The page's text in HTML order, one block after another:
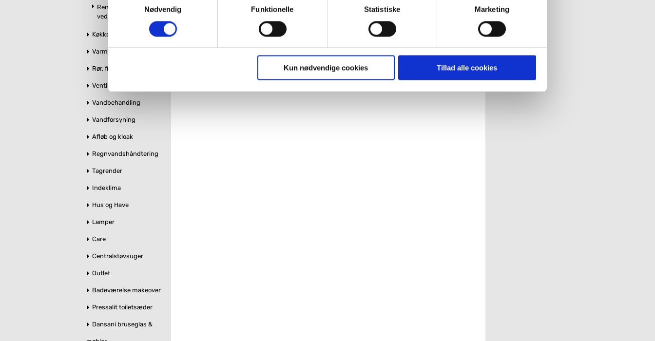
med henblik på annonceindhold, som giver mening for den enkelte af vores kunder.
VVS-Shoppen.dk bruger både egne cookies og tredjeparts cookies. Ved at klikke 'Vis detaljer' nedenfor kan du se hvilke
Hvis du accepterer alle cookies, så giver du samtykke til de ovenfor nævnte formål med de pågældende cookies. Du har
imidlertid også mulighed for at vælge bestemte cookie-typer til og fra nedenfor. Til enhver tid er det ligeledes muligt, at
ændre i dit samtykke, hvis du måtte ønske det.
Nødvendig
Funktionelle Statistiske Marketing
Kun nødvendige cookies Tillad alle cookies
Rengøring og
vedligeholdelse
Køkken
Varme og styring
Rør, fittings og tilbehør
Ventiler og stophaner
Vandbehandling
Vandforsyning
Afløb og kloak
Regnvandshåndtering
Tagrender
Indeklima
Hus og Have
Lamper
Care
Centralstøvsuger
Outlet
Badeværelse makeover
Pressalit toiletsæder
Dansani bruseglas &